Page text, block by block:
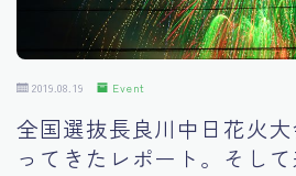
Others
Tourism
2019.08.19 Event
全国選抜長良川中日花火
ってきたレポート。そし